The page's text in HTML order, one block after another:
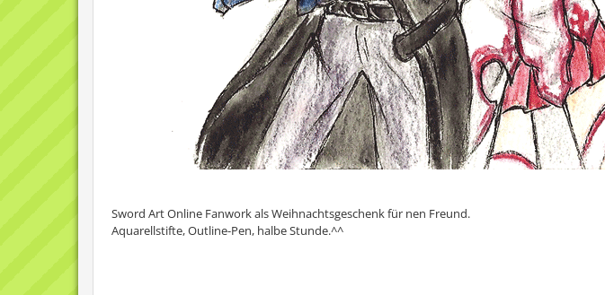
Sword Art Online Fanwork als Weihnachtsgeschenk für nen Freund.
Aquarellstifte, Outline-Pen, halbe Stunde.^^